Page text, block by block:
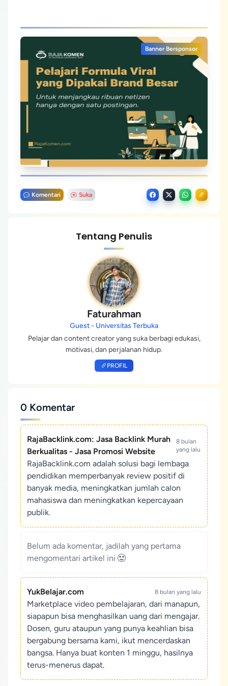
Banner Bersponsor
Komentari Suka
Tentang Penulis
Faturahman
Guest - Universitas Terbuka
Pelajar dan content creator yang suka berbagi edukasi,
motivasi, dan perjalanan hidup.
PROFIL
0 Komentar
RajaBacklink.com: Jasa Backlink Murah
Berkualitas - Jasa Promosi Website
8 bulan
yang lalu
RajaBacklink.com adalah solusi bagi lembaga
pendidikan memperbanyak review positif di
banyak media, meningkatkan jumlah calon
mahasiswa dan meningkatkan kepercayaan
publik.
Belum ada komentar, jadilah yang pertama
mengomentari artikel ini
YukBelajar.com 8 bulan yang lalu
Marketplace video pembelajaran, dari manapun,
siapapun bisa menghasilkan uang dari mengajar.
Dosen, guru ataupun yang punya keahlian bisa
bergabung bersama kami, ikut mencerdaskan
bangsa. Hanya buat konten 1 minggu, hasilnya
terus-menerus dapat.